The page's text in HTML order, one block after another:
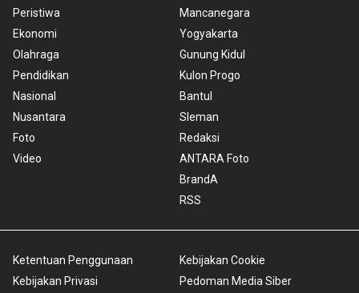
Peristiwa
Ekonomi
Olahraga
Pendidikan
Nasional
Nusantara
Foto
Video
Mancanegara
Yogyakarta
Gunung Kidul
Kulon Progo
Bantul
Sleman
Redaksi
ANTARA Foto
BrandA
RSS
Ketentuan Penggunaan
Kebijakan Privasi
Kebijakan Cookie
Pedoman Media Siber